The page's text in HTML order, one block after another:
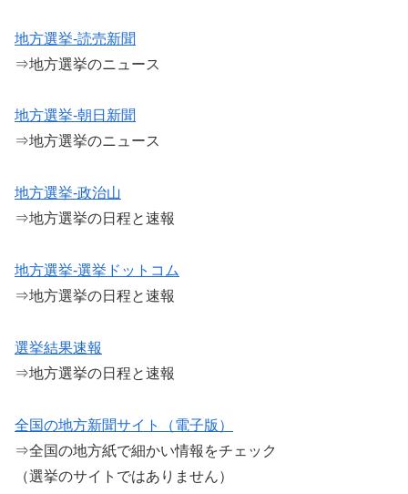
地方選挙-読売新聞
⇒地方選挙のニュース
地方選挙-朝日新聞
⇒地方選挙のニュース
地方選挙-政治山
⇒地方選挙の日程と速報
地方選挙-選挙ドットコム
⇒地方選挙の日程と速報
選挙結果速報
⇒地方選挙の日程と速報
全国の地方新聞サイト（電子版）
⇒全国の地方紙で細かい情報をチェック
（選挙のサイトではありません）